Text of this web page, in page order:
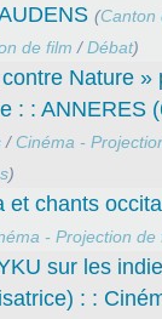
(Canton
de film /Débat)
Nature »
: : ANNERES
/ Cinéma -
)
et chants
- Projection de
sur les
: :